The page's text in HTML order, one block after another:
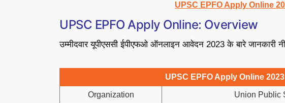
UPSC EPFO Apply Online
UPSC EPFO Apply Online: Overview
उम्मीदवार यूपीएससी ईपीएफओ ऑनलाइन आवेदन 2023 के बारे
UPSC EPFO Apply Online
Organization Union Public